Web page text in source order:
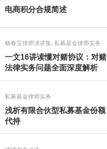
电商积分合规简述
杨春宝律师演讲集, 私募基金律师实务
一文16讲读懂对赌协议：对赌
法律实务问题全面深度解析
私募基金律师实务
浅析有限合伙型私募基金份额
代持